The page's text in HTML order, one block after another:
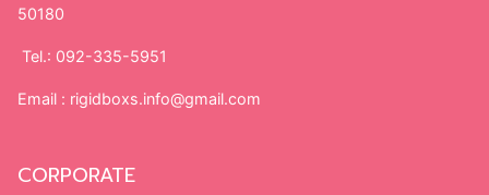
50180
Tel.: 092-335-5951
Email : rigidboxs.info@gmail.com
CORPORATE